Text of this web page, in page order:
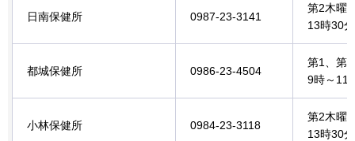
日南保健所 0987-23-3141
第2木曜
13時30
都城保健所 0986-23-4504
第1、第
9時～11
小林保健所 0984-23-3118
第2木曜
13時30